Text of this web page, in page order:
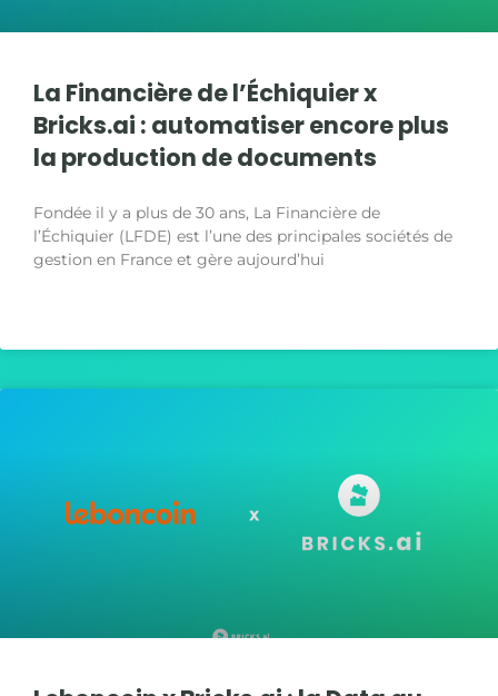
La Financière de l’Échiquier x
Bricks.ai : automatiser encore plus
la production de documents
Fondée il y a plus de 30 ans, La Financière de
l’Échiquier (LFDE) est l’une des principales sociétés de
gestion en France et gère aujourd’hui